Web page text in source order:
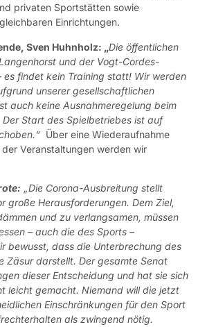
privaten Sportstätten sowie
Einrichtungen.
Sven Huhnholz: „Die öffentlichen
und der Vogt-Cordes-
es findet kein Training statt! Wir werden
unserer gesellschaftlichen
auch keine Ausnahmeregelung beim
Start des Spielbetriebes ist auf
Über eine Wiederaufnahme
Veranstaltungen werden wir
„Die Corona-Ausbreitung stellt
große Herausforderungen. Dem Ziel,
und zu verlangsamen, müssen
– auch die des Sports –
bewusst, dass die Unterbrechung des
Zäsur darstellt. Der gesamte Senat
dieser Entscheidung und hat sie sich
leicht gemacht. Niemand will die jetzt
Einschränkungen für den Sport
als zwingend nötig.